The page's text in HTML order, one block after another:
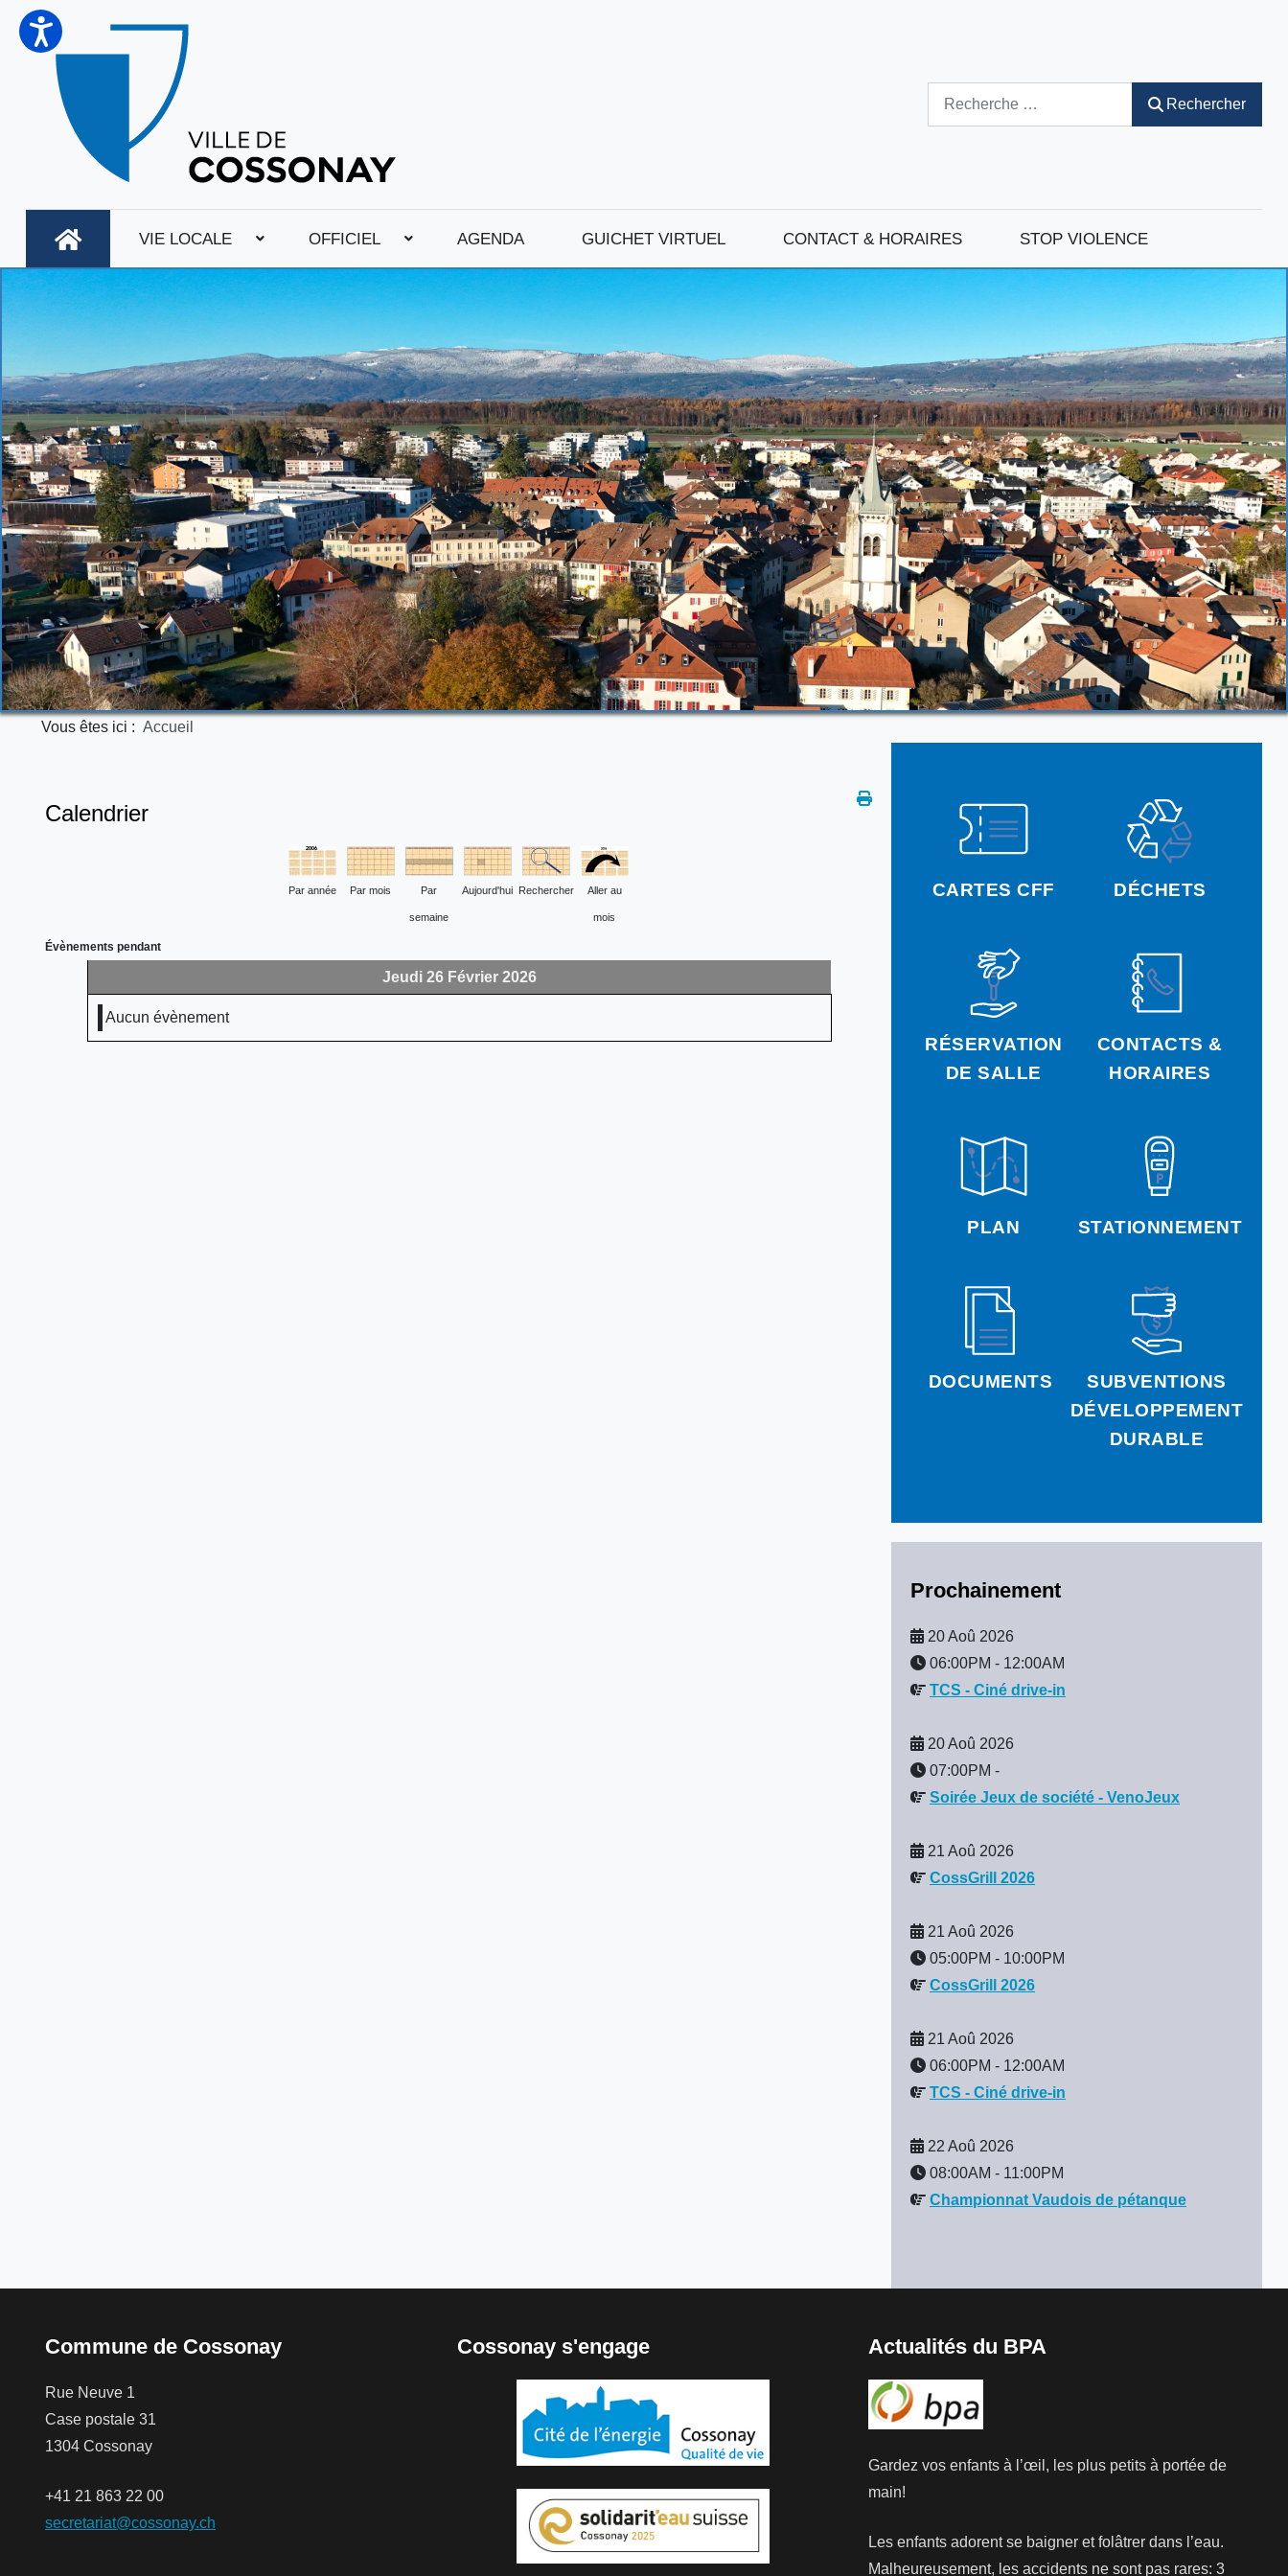
Rechercher
VIE LOCALE OFFICIEL AGENDA GUICHET VIRTUEL CONTACT & HORAIRES STOP VIOLENCE
Vous êtes ici : Accueil
CARTES CFF DÉCHETS
RÉSERVATION
DE SALLE
CONTACTS &
HORAIRES
PLAN STATIONNEMENT
DOCUMENTS
SUBVENTIONS
DÉVELOPPEMENT
DURABLE
Prochainement
20 Aoû 2026
06:00PM - 12:00AM
TCS - Ciné drive-in
20 Aoû 2026
07:00PM -
Soirée Jeux de société - VenoJeux
21 Aoû 2026
CossGrill 2026
21 Aoû 2026
05:00PM - 10:00PM
CossGrill 2026
21 Aoû 2026
06:00PM - 12:00AM
TCS - Ciné drive-in
22 Aoû 2026
08:00AM - 11:00PM
Championnat Vaudois de pétanque
Calendrier
Par année Par mois Par
semaine
Aujourd'hui Rechercher Aller au
mois
Évènements pendant
Jeudi 26 Février 2026
Aucun évènement
Commune de Cossonay
Rue Neuve 1
Case postale 31
1304 Cossonay
+41 21 863 22 00
secretariat@cossonay.ch
Cossonay s'engage Actualités du BPA
Gardez vos enfants à l’œil, les plus petits à portée de
main!
Les enfants adorent se baigner et folâtrer dans l’eau.
Malheureusement, les accidents ne sont pas rares: 3